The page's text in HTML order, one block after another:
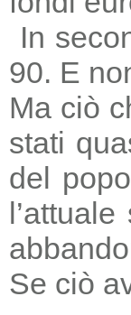
In
90. E
Ma ciò
stati
del
Se ciò